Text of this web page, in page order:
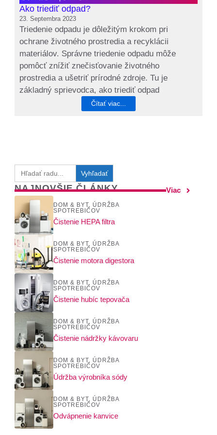
Ako triediť odpad?
23. Septembra 2023
Triedenie odpadu je dôležitým krokom pri
ochrane životného prostredia a recyklácii
materiálov. Správne triedenie odpadu môže
pomôcť znížiť znečisťovanie životného
prostredia a ušetriť prírodné zdroje. Tu je
základný sprievodca, ako triediť odpad
Čítať viac...
Search
for:
NAJNOVŠIE ČLÁNKY Viac
DOM & BYT
ÚDRŽBA
SPOTREBIČOV
Čistenie HEPA filtra
DOM & BYT
ÚDRŽBA
SPOTREBIČOV
Čistenie motora digestora
DOM & BYT
ÚDRŽBA
SPOTREBIČOV
Čistenie hubíc tepovača
DOM & BYT
ÚDRŽBA
SPOTREBIČOV
Čistenie nádržky kávovaru
DOM & BYT
ÚDRŽBA
SPOTREBIČOV
Údržba výrobníka sódy
DOM & BYT
ÚDRŽBA
SPOTREBIČOV
Odvápnenie kanvice